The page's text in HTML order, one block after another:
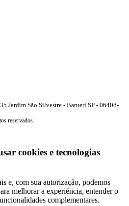
Jardim São Silvestre - Barueri SP - 06408-
reservados.
cookies e tecnologias
e, com sua autorização, podemos
melhorar a experiência, entender o
complementares.